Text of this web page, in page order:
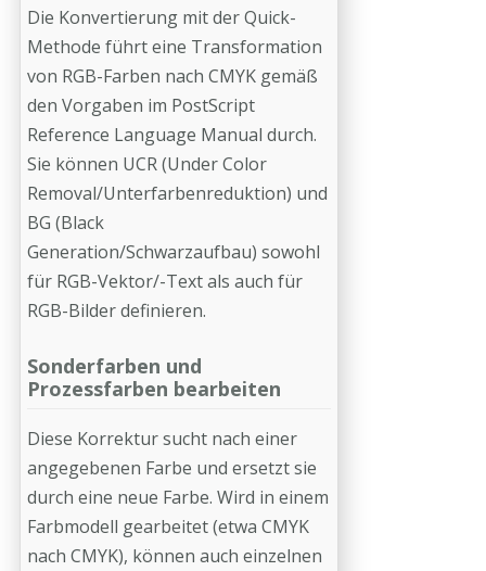
Die Konvertierung mit der Quick-
Methode führt eine Transformation
von RGB-Farben nach CMYK gemäß
den Vorgaben im PostScript
Reference Language Manual durch.
Sie können UCR (Under Color
Removal/Unterfarbenreduktion) und
BG (Black
Generation/Schwarzaufbau) sowohl
für RGB-Vektor/-Text als auch für
RGB-Bilder definieren.
Sonderfarben und
Prozessfarben bearbeiten
Diese Korrektur sucht nach einer
angegebenen Farbe und ersetzt sie
durch eine neue Farbe. Wird in einem
Farbmodell gearbeitet (etwa CMYK
nach CMYK), können auch einzelnen